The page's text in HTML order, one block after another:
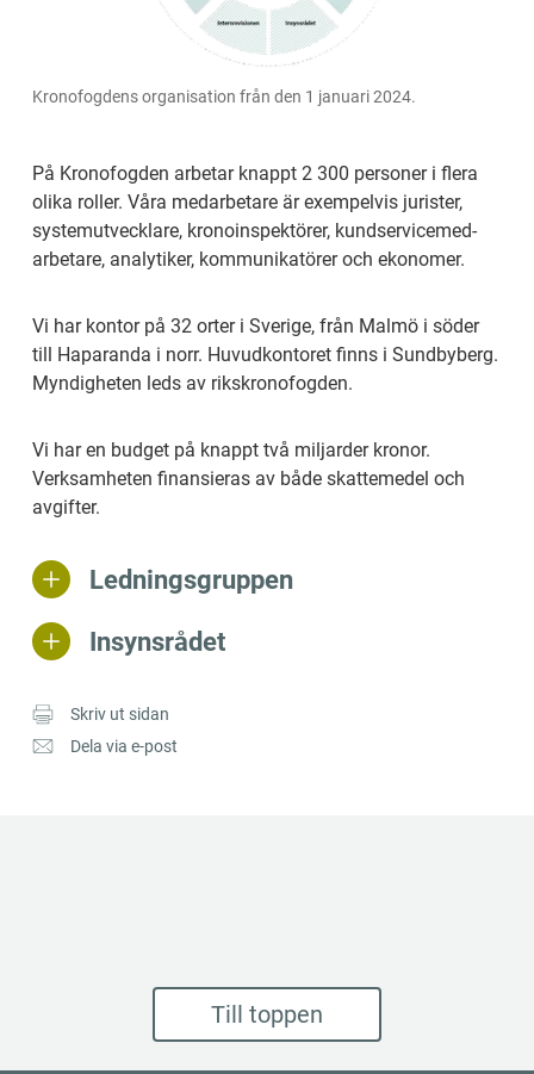
Kronofogdens organisation från den 1 januari 2024.
På Kronofogden arbetar knappt 2 300 personer i flera
olika roller. Våra medarbetare är exempelvis jurister,
systemutvecklare, kronoinspektörer, kund­service­med­
arbe­ta­re, analytiker, kommunikatörer och ekonomer.
Vi har kontor på 32 orter i Sverige, från Malmö i söder
till Haparanda i norr. Huvudkontoret finns i Sundbyberg.
Myndigheten leds av rikskronofogden.
Vi har en budget på knappt två miljarder kronor.
Verksamheten finansieras av både skattemedel och
avgifter.
Ledningsgruppen
Insynsrådet
Skriv ut sidan
Dela via e-post
Till toppen